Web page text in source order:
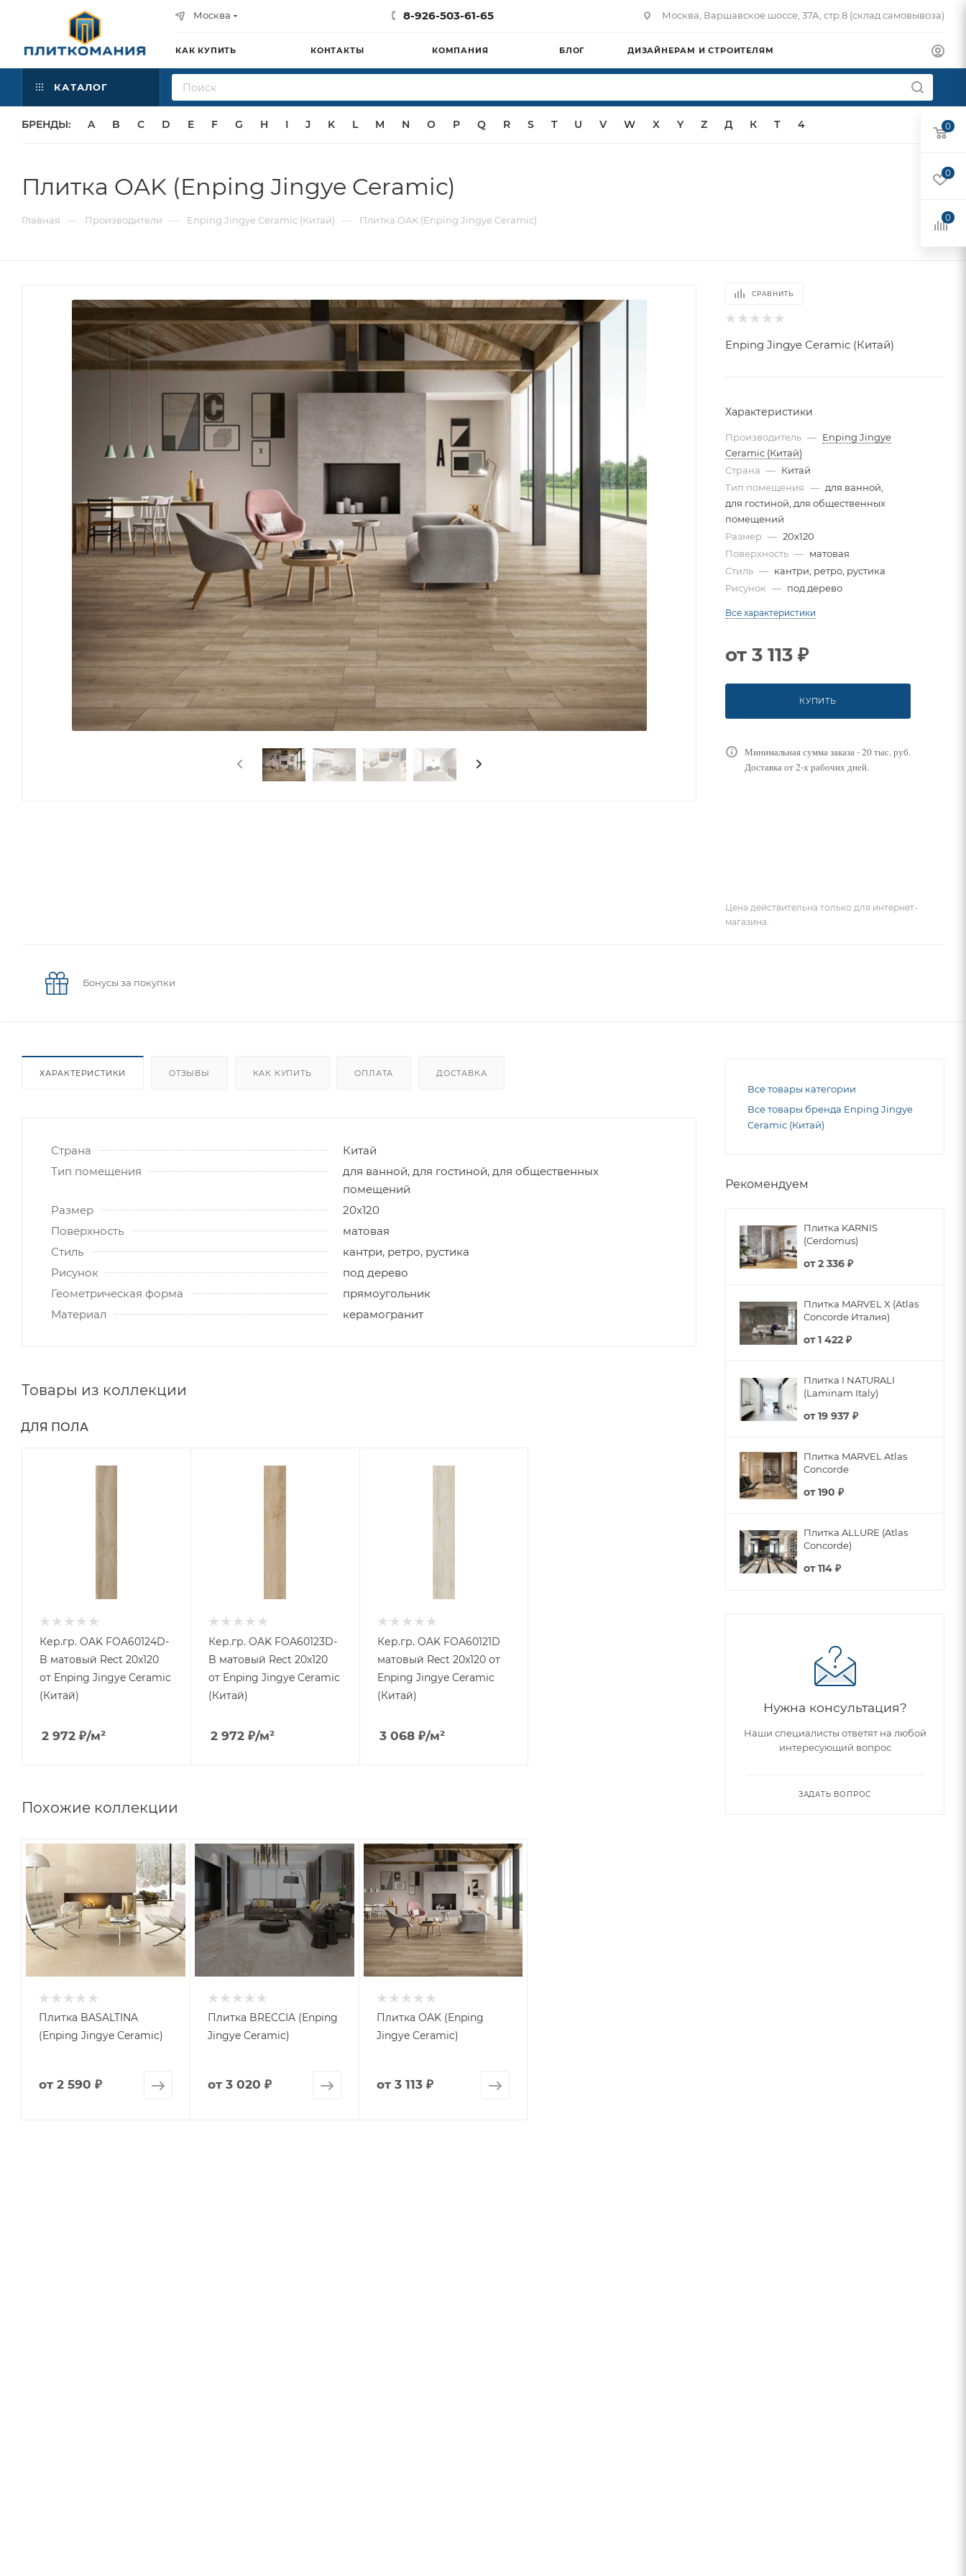
Москва 8-926-503-61-65 Москва, Варшавское шоссе, 37А, стр.8 (склад самовывоза)
КАК КУПИТЬ КОНТАКТЫ КОМПАНИЯ БЛОГ ДИЗАЙНЕРАМ И СТРОИТЕЛЯМ
КАТАЛОГ
БРЕНДЫ: A B C D E F G H I J K L M N O P Q R S T U V W X Y Z Д К Т 4
Плитка OAK (Enping Jingye Ceramic)
Главная — Производители — Enping Jingye Ceramic (Китай) — Плитка OAK (Enping Jingye Ceramic)
СРАВНИТЬ
Enping Jingye Ceramic (Китай)
Характеристики
Производитель — Enping Jingye
Ceramic (Китай)
Страна — Китай
Тип помещения — для ванной,
для гостиной, для общественных
помещений
Размер — 20x120
Поверхность — матовая
Стиль — кантри, ретро, рустика
Рисунок — под дерево
Все характеристики
от 3 113 ₽
КУПИТЬ
Минимальная сумма заказа - 20 тыс. руб.
Доставка от 2-х рабочих дней.
Цена действительна только для интернет-
магазина.
Бонусы за покупки
ХАРАКТЕРИСТИКИ ОТЗЫВЫ КАК КУПИТЬ ОПЛАТА ДОСТАВКА
Страна
Китай
Тип помещения
для ванной, для гостиной, для общественных
помещений
Размер
20x120
Поверхность
матовая
Стиль
кантри, ретро, рустика
Рисунок
под дерево
Геометрическая форма
прямоугольник
Материал
керамогранит
Товары из коллекции
ДЛЯ ПОЛА
Кер.гр. OAK FOA60124D-
B матовый Rect 20x120
от Enping Jingye Ceramic
(Китай)
2 972 ₽/м²
Кер.гр. OAK FOA60123D-
B матовый Rect 20x120
от Enping Jingye Ceramic
(Китай)
2 972₽/м²
Кер.гр. OAK FOA60121D
матовый Rect 20x120 от
Enping Jingye Ceramic
(Китай)
3 068₽/м²
Похожие коллекции
Плитка BASALTINA
(Enping Jingye Ceramic)
от 2 590 ₽
Плитка BRECCIA (Enping
Jingye Ceramic)
от 3 020 ₽
Плитка OAK (Enping
Jingye Ceramic)
от 3 113 ₽
Все товары категории
Все товары бренда Enping Jingye
Ceramic (Китай)
Рекомендуем
Плитка KARNIS
(Cerdomus)
от2 336 ₽
Плитка MARVEL X (Atlas
Concorde Италия)
от1 422 ₽
Плитка I NATURALI
(Laminam Italy)
от19 937 ₽
Плитка MARVEL Atlas
Concorde
от190 ₽
Плитка ALLURE (Atlas
Concorde)
от114 ₽
Нужна консультация?
Наши специалисты ответят на любой
интересующий вопрос
ЗАДАТЬ ВОПРОС
0
0
0